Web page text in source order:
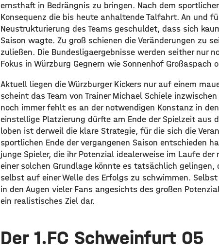
ernsthaft in Bedrängnis zu bringen. Nach dem
Konsequenz die bis heute anhaltende Talfahrt. An und
Neustrukturierung des Teams geschuldet, dass sich
Saison wagte. Zu groß schienen die Veränderungen zu
zuließen. Die Bundesligaergebnisse werden seither nur
Fokus in Würzburg Gegnern wie Sonnenhof Großaspach
Aktuell liegen die Würzburger Kickers nur auf einem
scheint das Team von Trainer Michael Schiele
noch immer fehlt es an der notwendigen Konstanz in
einstellige Platzierung dürfte am Ende der Spielzeit aus
loben ist derweil die klare Strategie, für die sich die
sportlichen Ende der vergangenen Saison entschieden
junge Spieler, die ihr Potenzial idealerweise im Laufe
einer solchen Grundlage könnte es tatsächlich gelingen,
selbst auf einer Welle des Erfolgs zu schwimmen.
in den Augen vieler Fans angesichts des großen
ein realistisches Ziel dar.
Der 1.FC Schweinfurt 05